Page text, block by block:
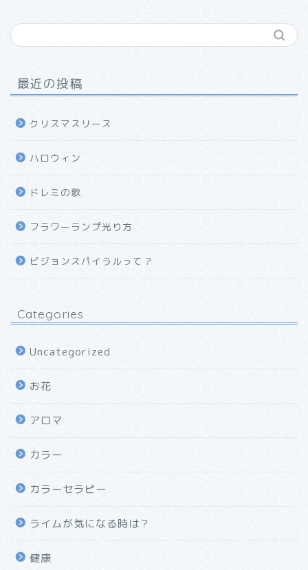
最近の投稿
クリスマスリース
ハロウィン
ドレミの歌
フラワーランプ光り方
ビジョンスパイラルって？
Categories
Uncategorized
お花
アロマ
カラー
カラーセラピー
ライムが気になる時は？
健康